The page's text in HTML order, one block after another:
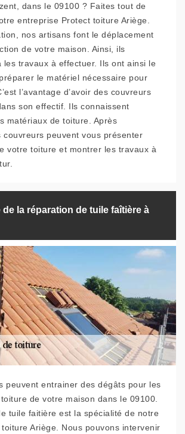
dans le 09100 ? Faites tout de
entreprise Protect toiture Ariège.
nos artisans font le déplacement
de votre maison. Ainsi, ils
les travaux à effectuer. Ils ont ainsi le
le matériel nécessaire pour
l’avantage d’avoir des couvreurs
son effectif. Ils connaissent
matériaux de toiture. Après
couvreurs peuvent vous présenter
votre toiture et montrer les travaux à
de la réparation de tuile faîtière à
peuvent entrainer des dégâts pour les
de votre maison dans le 09100.
tuile faitière est la spécialité de notre
Ariège. Nous pouvons intervenir